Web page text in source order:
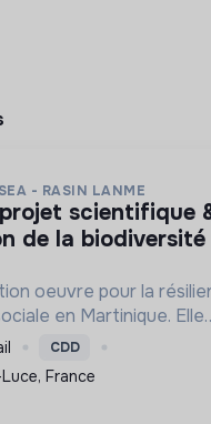
- RASIN LANME
de la biodiversité
oeuvre pour la
en Martinique. Elle
les écosystèmes
sensibilise le public et
pour un aven...
CDD
France